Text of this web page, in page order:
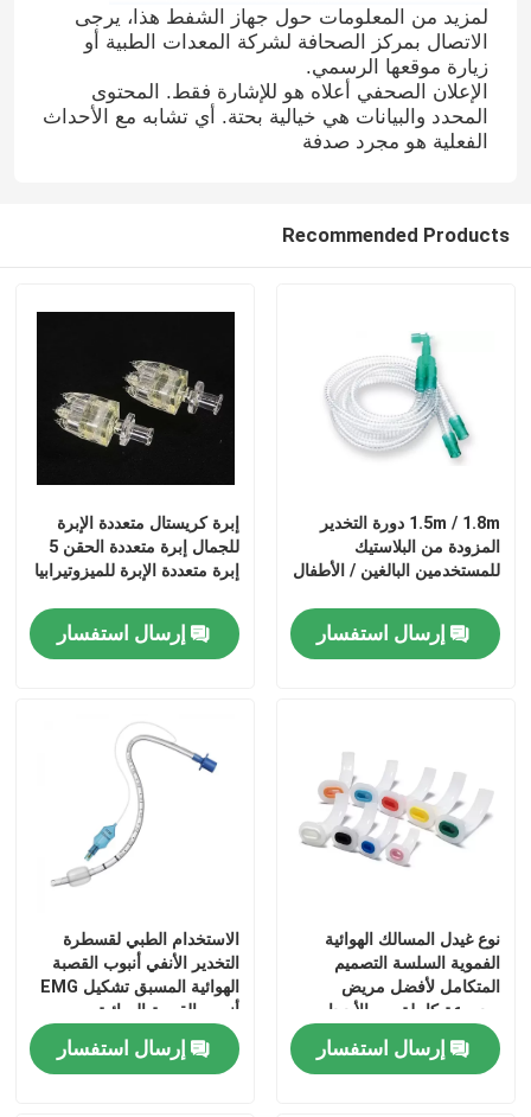
المنتجات
فيديوهات
جولة في المصنع
مراقبة الجودة
اتصل بنا
أخبار
لمزيد من المعلومات حول جهاز الشفط هذا، يرجى
الاتصال بمركز الصحافة لشركة المعدات الطبية أو
زيارة موقعها الرسمي.
الإعلان الصحفي أعلاه هو للإشارة فقط. المحتوى
المحدد والبيانات هي خيالية بحتة. أي تشابه مع الأحداث
الفعلية هو مجرد صدفة
Recommended Products
1.5m / 1.8m دورة التخدير
المزودة من البلاستيك
للمستخدمين البالغين / الأطفال
إرسال استفسار
إبرة كريستال متعددة الإبرة
للجمال إبرة متعددة الحقن 5
إبرة متعددة الإبرة للميزوتيرابيا
إرسال استفسار
نوع غيدل المسالك الهوائية
الفموية السلسة التصميم
المتكامل لأفضل مريض
مجموعة كاملة من الأحجام
المتاحة
إرسال استفسار
الاستخدام الطبي لقسطرة
التخدير الأنفي أنبوب القصبة
الهوائية المسبق تشكيل EMG
أنبوب القصبة الهوائية
إرسال استفسار